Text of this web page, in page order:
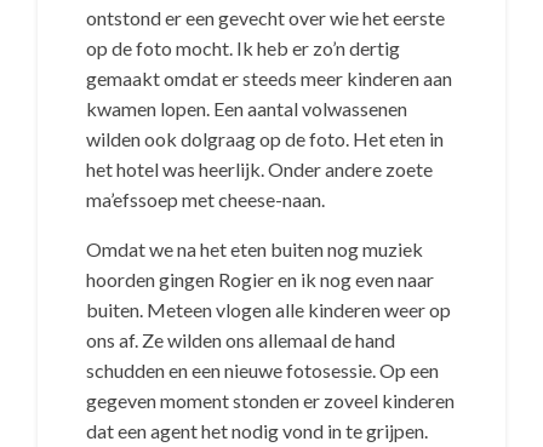
ontstond er een gevecht over wie het eerste
op de foto mocht. Ik heb er zo’n dertig
gemaakt omdat er steeds meer kinderen aan
kwamen lopen. Een aantal volwassenen
wilden ook dolgraag op de foto. Het eten in
het hotel was heerlijk. Onder andere zoete
ma’efssoep met cheese-naan.
Omdat we na het eten buiten nog muziek
hoorden gingen Rogier en ik nog even naar
buiten. Meteen vlogen alle kinderen weer op
ons af. Ze wilden ons allemaal de hand
schudden en een nieuwe fotosessie. Op een
gegeven moment stonden er zoveel kinderen
dat een agent het nodig vond in te grijpen.